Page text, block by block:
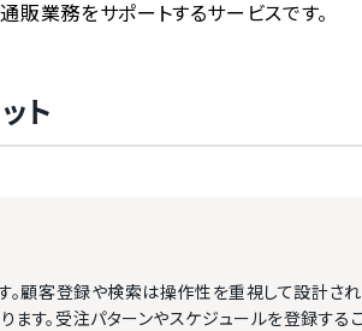
販業務をサポートするサービスです。
ト
顧客登録や検索は操作性を重視して設計され
す。受注パターンやスケジュールを登録する